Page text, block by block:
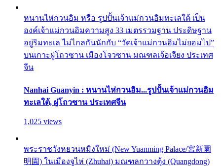
หนานไห่กวนอิม หรือ รูปปั้นเจ้าแม่กวนอิมทะเลใต้ เป็น
องค์เจ้าแม่กวนอิมความสูง 33 เมตรรวมฐาน ประดิษฐาน
อยู่ริมทะเล ไม่ไกลกันนักกับ “วัดเจ้าแม่กวนอิมไม่ยอมไป”
บนเกาะผู่โถวซาน เมืองโจวซาน มณฑลเจ้อเจียง ประเทศ
จีน
Nanhai Guanyin : หนานไห่กวนอิม...รูปปั้นเจ้าแม่กวนอิม
ทะเลใต้, ผู่โถวซาน ประเทศจีน
1,025 views
พระราชวังหยวนหมิงใหม่ (New Yuanming Palace/宮新園
明園) ในเมืองจูไห่ (Zhuhai) มณฑลกวางตุ้ง (Quangdong)